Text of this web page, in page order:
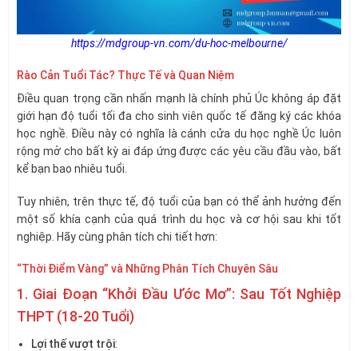
https://mdgroup-vn.com/du-hoc-melbourne/
Rào Cản Tuổi Tác? Thực Tế và Quan Niệm
Điều quan trọng cần nhấn mạnh là chính phủ Úc không áp đặt
giới hạn độ tuổi tối đa cho sinh viên quốc tế đăng ký các khóa
học nghề. Điều này có nghĩa là cánh cửa du học nghề Úc luôn
rộng mở cho bất kỳ ai đáp ứng được các yêu cầu đầu vào, bất
kể bạn bao nhiêu tuổi.
Tuy nhiên, trên thực tế, độ tuổi của bạn có thể ảnh hưởng đến
một số khía cạnh của quá trình du học và cơ hội sau khi tốt
nghiệp. Hãy cùng phân tích chi tiết hơn:
“Thời Điểm Vàng” và Những Phân Tích Chuyên Sâu
1. Giai Đoạn “Khởi Đầu Ước Mơ”: Sau Tốt Nghiệp
THPT (18-20 Tuổi)
Lợi thế vượt trội: